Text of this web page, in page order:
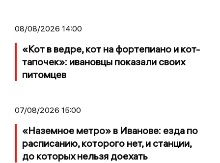
08/08/2026 14:00
«Кот в ведре, кот на фортепиано и кот-
тапочек»: ивановцы показали своих
питомцев
07/08/2026 15:00
«Наземное метро» в Иванове: езда по
расписанию, которого нет, и станции,
до которых нельзя доехать